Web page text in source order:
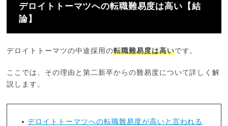
デロイトトーマツへの転職難易度は高い【結
論】
デロイトトーマツの中途採用の転職難易度は高いです。
ここでは、その理由と第二新卒からの難易度について詳しく解
説します。
デロイトトーマツへの転職難易度が高いと言われる